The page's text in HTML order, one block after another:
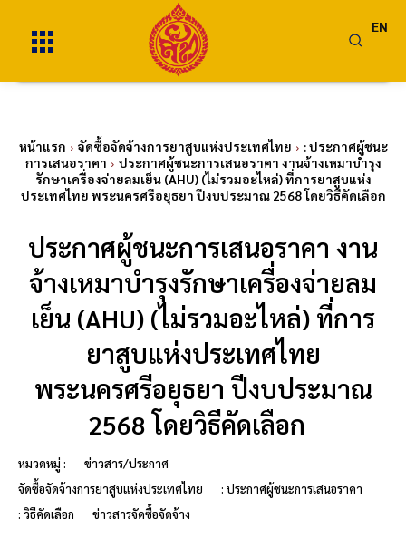
EN
หน้าแรก จัดซื้อจัดจ้างการยาสูบแห่งประเทศไทย
: ประกาศผู้ชนะ
การเสนอราคา
ประกาศผู้ชนะการเสนอราคา งานจ้างเหมาบำรุง
รักษาเครื่องจ่ายลมเย็น (AHU) (ไม่รวมอะไหล่) ที่การยาสูบแห่ง
ประเทศไทย พระนครศรีอยุธยา ปีงบประมาณ 2568 โดยวิธีคัดเลือก
ประกาศผู้ชนะการเสนอราคา งาน
จ้างเหมาบำรุงรักษาเครื่องจ่ายลม
เย็น (AHU) (ไม่รวมอะไหล่) ที่การ
ยาสูบแห่งประเทศไทย
พระนครศรีอยุธยา ปีงบประมาณ
2568 โดยวิธีคัดเลือก
หมวดหมู่ :
ข่าวสาร/ประกาศ
จัดซื้อจัดจ้างการยาสูบแห่งประเทศไทย
: ประกาศผู้ชนะการเสนอราคา
: วิธีคัดเลือก
ข่าวสารจัดซื้อจัดจ้าง